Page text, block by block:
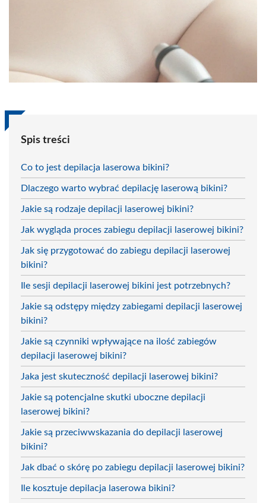
Spis treści
Co to jest depilacja laserowa bikini?
Dlaczego warto wybrać depilację laserową bikini?
Jakie są rodzaje depilacji laserowej bikini?
Jak wygląda proces zabiegu depilacji laserowej bikini?
Jak się przygotować do zabiegu depilacji laserowej
bikini?
Ile sesji depilacji laserowej bikini jest potrzebnych?
Jakie są odstępy między zabiegami depilacji laserowej
bikini?
Jakie są czynniki wpływające na ilość zabiegów
depilacji laserowej bikini?
Jaka jest skuteczność depilacji laserowej bikini?
Jakie są potencjalne skutki uboczne depilacji
laserowej bikini?
Jakie są przeciwwskazania do depilacji laserowej
bikini?
Jak dbać o skórę po zabiegu depilacji laserowej bikini?
Ile kosztuje depilacja laserowa bikini?